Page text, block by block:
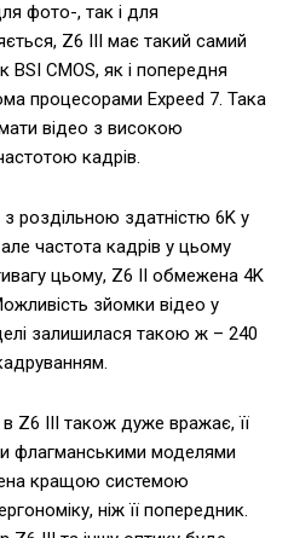
фото-, так і для
Z6 III має такий самий
BSI CMOS, як і попередня
процесорами Expeed 7. Така
відео з високою
кадрів.
роздільною здатністю 6K у
частота кадрів у цьому
цьому, Z6 II обмежена 4K
зйомки відео у
залишилася такою ж – 240
Z6 III також дуже вражає, її
флагманськими моделями
кращою системою
ніж її попередник.